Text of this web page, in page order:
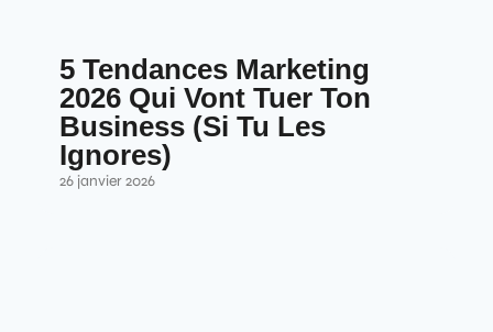
5 Tendances Marketing
2026 Qui Vont Tuer Ton
Business (Si Tu Les
Ignores)
26 janvier 2026